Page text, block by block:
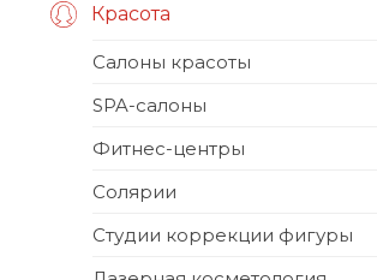
Красота
Салоны красоты
SPA-салоны
Фитнес-центры
Солярии
Студии коррекции фигуры